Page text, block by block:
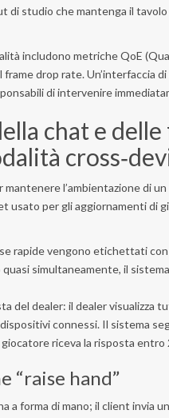
di studio che mantenga il
includono metriche QoE
drop rate. Un’interfaccia
di intervenire
chat e
l’ambientazione di
usato per gli aggiornamenti di
rapide vengono etichettati
simultaneamente, il
del dealer: il dealer visualizza
connessi. Il sistema
riceva la risposta entro
“raise hand”
a forma di mano; il client invia